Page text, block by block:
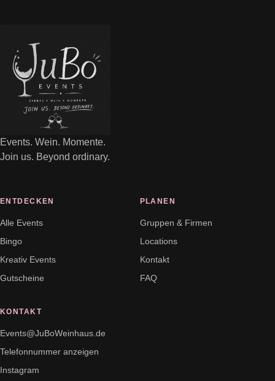
Events. Wein. Momente.
Join us. Beyond ordinary.
ENTDECKEN
Alle Events
Bingo
Kreativ Events
Gutscheine
PLANEN
Gruppen & Firmen
Locations
Kontakt
FAQ
KONTAKT
Events@JuBoWeinhaus.de
Telefonnummer anzeigen
Instagram